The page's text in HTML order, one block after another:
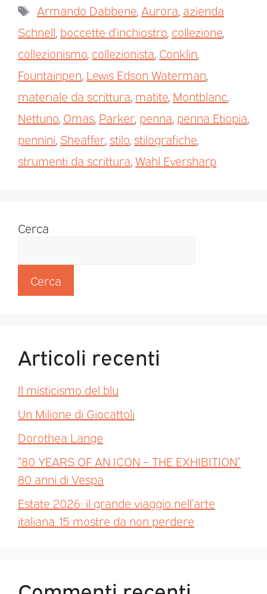
Armando Dabbene, Aurora, azienda
Schnell, boccette d’inchiostro, collezione,
collezionismo, collezionista, Conklin,
Fountainpen, Lewis Edson Waterman,
materiale da scrittura, matite, Montblanc,
Nettuno, Omas, Parker, penna, penna Etiopia,
pennini, Sheaffer,stilo,stilografiche,
strumenti da scrittura,Wahl Eversharp
Cerca
Cerca
Articoli recenti
Il misticismo del blu
Un Milione di Giocattoli
Dorothea Lange
“80 YEARS OF AN ICON – THE EXHIBITION”
80 anni di Vespa
Estate 2026: il grande viaggio nell’arte
italiana. 15 mostre da non perdere